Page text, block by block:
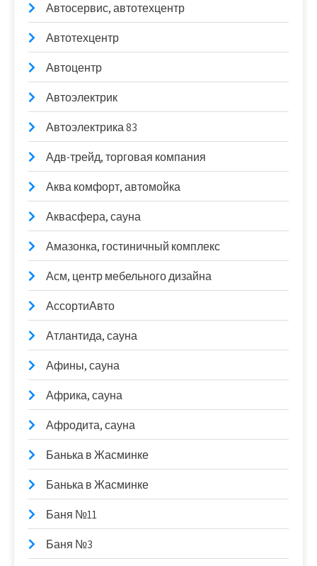
Автосервис, автотехцентр
Автотехцентр
Автоцентр
Автоэлектрик
Автоэлектрика 83
Адв-трейд, торговая компания
Аква комфорт, автомойка
Аквасфера, сауна
Амазонка, гостиничный комплекс
Асм, центр мебельного дизайна
АссортиАвто
Атлантида, сауна
Афины, сауна
Африка, сауна
Афродита, сауна
Банька в Жасминке
Банька в Жасминке
Баня №11
Баня №3